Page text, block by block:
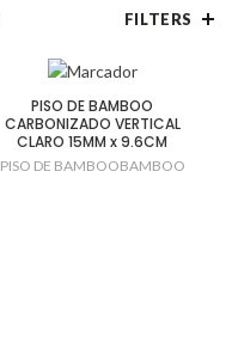
FILTERS
PISO DE BAMBOO
CARBONIZADO VERTICAL
CLARO 15MM x 9.6CM
PISO DE BAMBOOBAMBOO